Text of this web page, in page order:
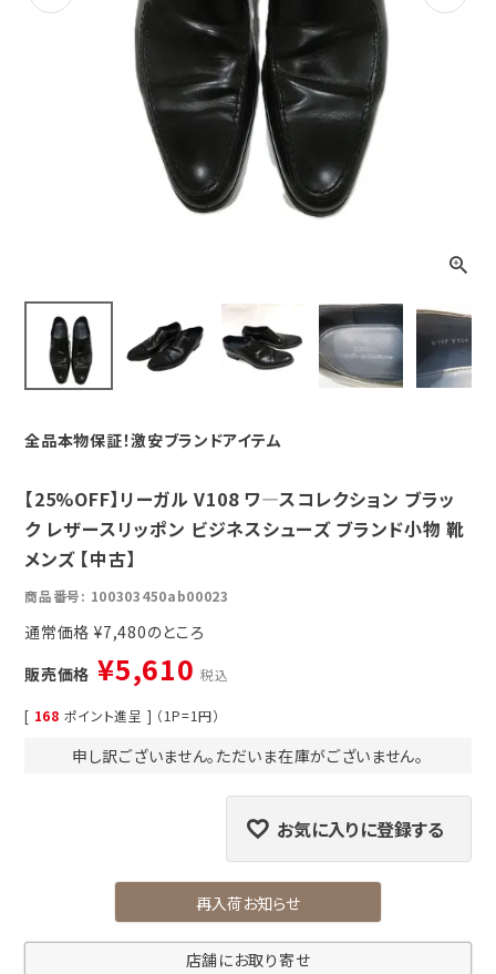
Previous Next
全品本物保証！激安ブランドアイテム
【25%OFF】リーガル V108 ワ―スコレクション ブラッ
ク レザースリッポン ビジネスシューズ ブランド小物 靴
メンズ 【中古】
商品番号 100303450ab00023
通常価格 ¥7,480
販売価格 ¥5,610 税込
[ 168 ポイント進呈 ] （1P=1円）
申し訳ございません。ただいま在庫がございません。
お気に入りに登録する
再入荷お知らせ
店舗にお取り寄せ